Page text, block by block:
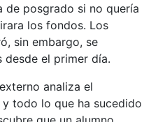
de posgrado si no quería
los fondos. Los
sin embargo, se
el primer día.
analiza el
todo lo que ha sucedido